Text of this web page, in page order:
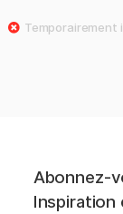
Abonnez-